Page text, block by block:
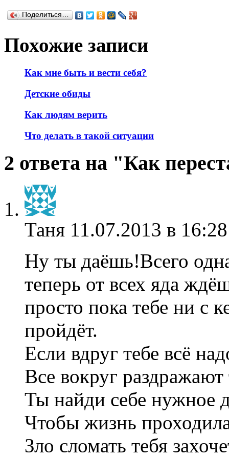
Поделиться…
Похожие записи
Как мне быть и вести себя?
Детские обиды
Как людям верить
Что делать в такой ситуации
2 ответа на "Как
Таня 11.07.2013 в
Ну ты даёшь!Всего
теперь от всех яда
просто пока тебе ни с
пройдёт.
Если вдруг тебе всё
Все вокруг раздражают
Ты найди себе нужное
Чтобы жизнь
Зло сломать тебя